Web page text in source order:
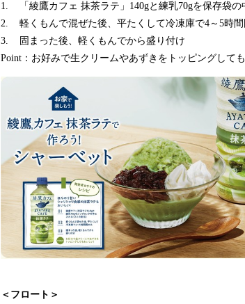
1. 「綾鷹カフェ 抹茶ラテ」140gと練乳70gを保存袋の
2. 軽くもんで混ぜた後、平たくして冷凍庫で4～5時間
3. 固まった後、軽くもんでから盛り付け
Point：お好みで生クリームやあずきをトッピングして
＜フロート＞